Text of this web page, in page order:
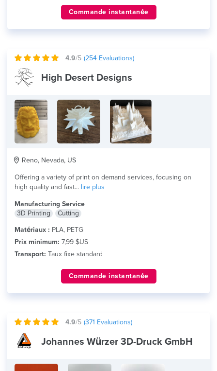
Commande instantanée
4.9/5 (254 Evaluations)
High Desert Designs
Reno, Nevada, US
Offering a variety of print on demand services, focusing on
high quality and fast... lire plus
Manufacturing Service
3D Printing
Cutting
Matériaux : PLA, PETG
Prix minimum: 7,99 $US
Transport: Taux fixe standard
Commande instantanée
4.9/5 (371 Evaluations)
Johannes Würzer 3D-Druck GmbH